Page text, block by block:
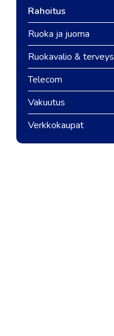
Rahoitus
Ruoka ja juoma
Ruokavalio & terveys
Telecom
Vakuutus
Verkkokaupat